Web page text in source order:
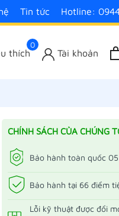
Tin tức Hotline:
0
thích Tài khoản
CHÍNH SÁCH CỦA CHÚNG
Bảo hành toàn quốc
Bảo hành tại 66 điểm
Lỗi kỹ thuật được đổi